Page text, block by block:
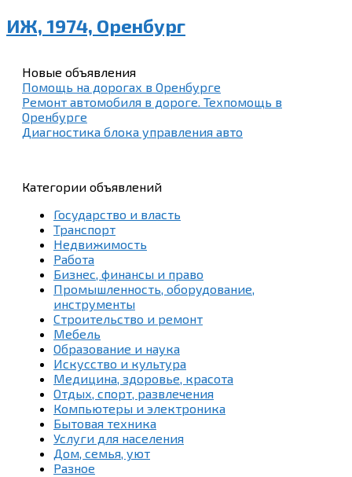
ИЖ, 1974, Оренбург
Новые объявления
Помощь на дорогах в Оренбурге
Ремонт автомобиля в дороге. Техпомощь в
Оренбурге
Диагностика блока управления авто
Категории объявлений
Государство и власть
Транспорт
Недвижимость
Работа
Бизнес, финансы и право
Промышленность, оборудование,
инструменты
Строительство и ремонт
Мебель
Образование и наука
Искусство и культура
Медицина, здоровье, красота
Отдых, спорт, развлечения
Компьютеры и электроника
Бытовая техника
Услуги для населения
Дом, семья, уют
Разное